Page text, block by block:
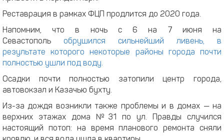
Реставрация в рамках ФЦП продлится до 2020 года.
Напомним, что в ночь с 6 на 7 июня на
Севастополь обрушился сильнейший ливень, в
результате которого некоторые районы города почти
полностью ушли под воду.
Осадки почти полностью затопили центр города,
автовокзал и Казачью бухту.
Из-за дождя возникли также проблемы и в домах — на
верхних этажах дома №31 по ул. Правды случился
настоящий потоп: на время планового ремонта сняли